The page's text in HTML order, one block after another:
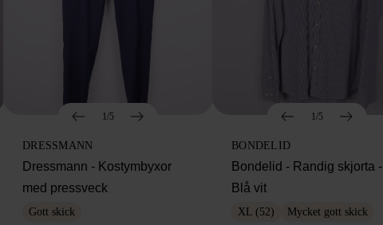
1/5
DRESSMANN
Dressmann - Kostymbyxor
med pressveck
Gott skick
1/5
BONDELID
Bondelid - Randig skjorta -
Blå vit
XL (52) Mycket gott skick